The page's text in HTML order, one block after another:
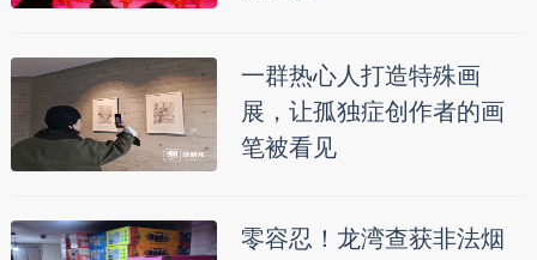
一群热心人打造特殊画
展，让孤独症创作者的画
笔被看见
零容忍！龙湾查获非法烟